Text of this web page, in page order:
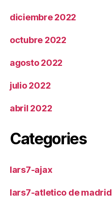
diciembre 2022
octubre 2022
agosto 2022
julio 2022
abril 2022
Categories
lars7-ajax
lars7-atletico de madrid